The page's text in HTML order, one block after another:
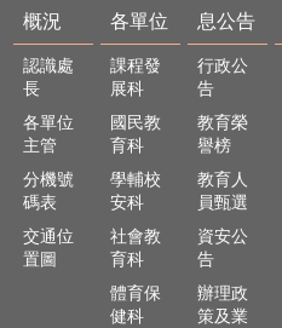
概況
認識處
長
各單位
主管
分機號
碼表
交通位
置圖
各單位
課程發
展科
國民教
育科
學輔校
安科
社會教
育科
體育保
健科
息公告
行政公
告
教育榮
譽榜
教育人
員甄選
資安公
告
辦理政
策及業